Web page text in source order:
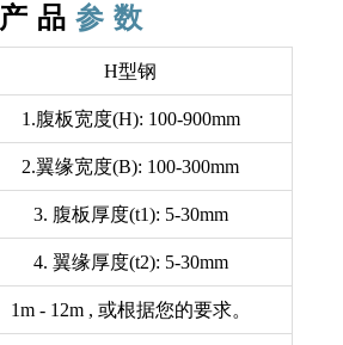
产品 参数
H型钢
1.腹板宽度(H): 100-900mm
2.翼缘宽度(B): 100-300mm
3. 腹板厚度(t1): 5-30mm
4. 翼缘厚度(t2): 5-30mm
1m - 12m , 或根据您的要求。